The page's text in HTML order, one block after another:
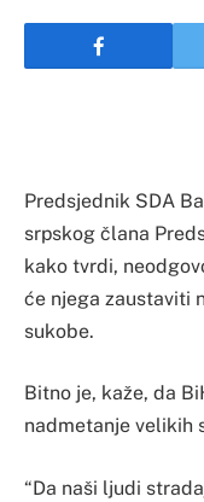
Predsjednik SDA
srpskog člana
kako tvrdi,
će njega zaustaviti
sukobe.
Bitno je, kaže, da
nadmetanje velikih
“Da naši ljudi